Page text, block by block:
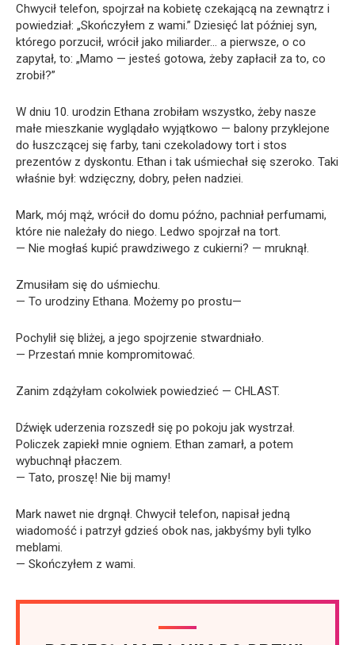
Chwycił telefon, spojrzał na kobietę czekającą na zewnątrz i
powiedział: „Skończyłem z wami.” Dziesięć lat później syn,
którego porzucił, wrócił jako miliarder… a pierwsze, o co
zapytał, to: „Mamo — jesteś gotowa, żeby zapłacił za to, co
zrobił?”
W dniu 10. urodzin Ethana zrobiłam wszystko, żeby nasze
małe mieszkanie wyglądało wyjątkowo — balony przyklejone
do łuszczącej się farby, tani czekoladowy tort i stos
prezentów z dyskontu. Ethan i tak uśmiechał się szeroko. Taki
właśnie był: wdzięczny, dobry, pełen nadziei.
Mark, mój mąż, wrócił do domu późno, pachniał perfumami,
które nie należały do niego. Ledwo spojrzał na tort.
— Nie mogłaś kupić prawdziwego z cukierni? — mruknął.
Zmusiłam się do uśmiechu.
— To urodziny Ethana. Możemy po prostu—
Pochylił się bliżej, a jego spojrzenie stwardniało.
— Przestań mnie kompromitować.
Zanim zdążyłam cokolwiek powiedzieć — CHLAST.
Dźwięk uderzenia rozszedł się po pokoju jak wystrzał.
Policzek zapiekł mnie ogniem. Ethan zamarł, a potem
wybuchnął płaczem.
— Tato, proszę! Nie bij mamy!
Mark nawet nie drgnął. Chwycił telefon, napisał jedną
wiadomość i patrzył gdzieś obok nas, jakbyśmy byli tylko
meblami.
— Skończyłem z wami.